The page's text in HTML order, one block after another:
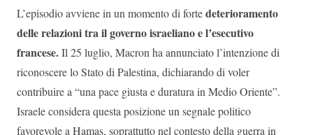
L’episodio avviene in un momento di fortedeterioramento
delle relazioni tra il governo israeliano e l’esecutivo
francese.Il 25 luglio, Macron ha annunciato l’intenzione di
riconoscere lo Stato di Palestina, dichiarando di voler
contribuire a “una pace giusta e duratura in Medio Oriente”.
Israele considera questa posizione un segnale politico
favorevole a Hamas, soprattutto nel contesto della guerra in